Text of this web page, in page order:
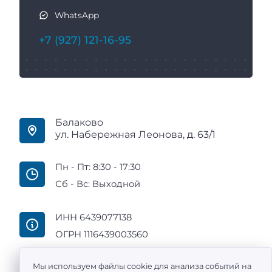
WhatsApp
+7 (927) 121-16-95
Балаково
ул. Набережная Леонова, д. 63/1
Пн - Пт: 8:30 - 17:30
Сб - Вс: Выходной
ИНН 6439077138
ОГРН 1116439003560
Мы используем файлы cookie для анализа событий на